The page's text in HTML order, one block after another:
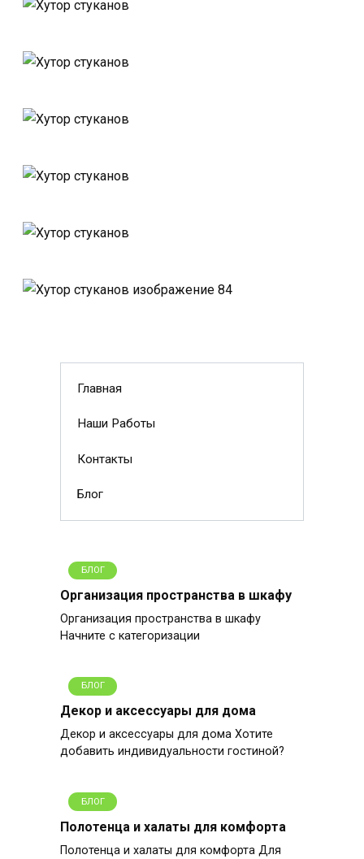
Главная
Наши Работы
Контакты
Блог
БЛОГ
Организация пространства в шкафу
Организация пространства в шкафу
Начните с категоризации
БЛОГ
Декор и аксессуары для дома
Декор и аксессуары для дома Хотите
добавить индивидуальности гостиной?
БЛОГ
Полотенца и халаты для комфорта
Полотенца и халаты для комфорта Для